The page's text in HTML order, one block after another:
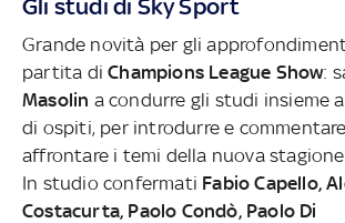
Gli studi di Sky Sport
Grande novità per gli
partita di Champions League Show:
Masolin a condurre gli studi insieme
di ospiti, per introdurre e
affrontare i temi della nuova stagione.
In studio confermati Fabio Capello,
Costacurta, Paolo Condò, Paolo Di